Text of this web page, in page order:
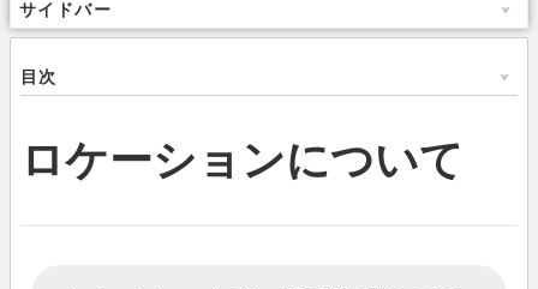
サイドバー
目次
ロケーションについて